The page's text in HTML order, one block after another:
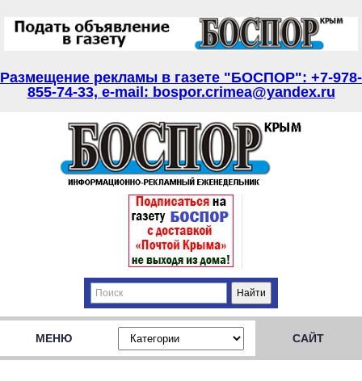
Размещение рекламы в газете "БОСПОР": +7-978-
855-74-33, e-mail: bospor.crimea@yandex.ru
МЕНЮ САЙТ